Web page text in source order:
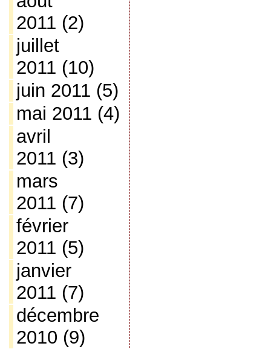
2011 (2)
juillet
2011 (10)
juin 2011 (5)
mai 2011 (4)
avril
2011 (3)
mars
2011 (7)
février
2011 (5)
janvier
2011 (7)
décembre
2010 (9)